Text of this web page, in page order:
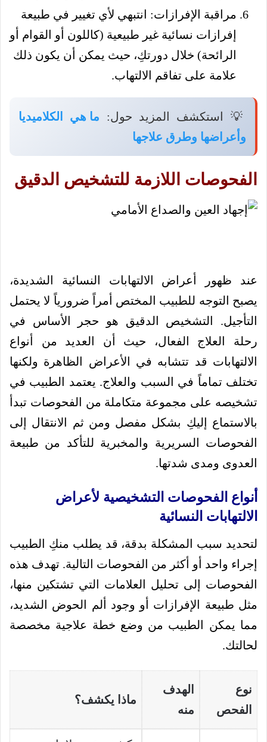
مراقبة الإفرازات: انتبهي لأي تغيير في طبيعة
إفرازات نسائية غير طبيعية (كاللون أو القوام أو
الرائحة) خلال دورتكِ، حيث يمكن أن يكون ذلك
علامة على تفاقم الالتهاب.
💡 استكشف المزيد حول: ما هي الكلاميديا
وأعراضها وطرق علاجها
الفحوصات اللازمة للتشخيص الدقيق
عند ظهور أعراض الالتهابات النسائية الشديدة،
يصبح التوجه للطبيب المختص أمراً ضرورياً لا يحتمل
التأجيل. التشخيص الدقيق هو حجر الأساس في
رحلة العلاج الفعال، حيث أن العديد من أنواع
الالتهابات قد تتشابه في الأعراض الظاهرة ولكنها
تختلف تماماً في السبب والعلاج. يعتمد الطبيب في
تشخيصه على مجموعة متكاملة من الفحوصات تبدأ
بالاستماع إليكِ بشكل مفصل ومن ثم الانتقال إلى
الفحوصات السريرية والمخبرية للتأكد من طبيعة
العدوى ومدى شدتها.
أنواع الفحوصات التشخيصية لأعراض
الالتهابات النسائية
لتحديد سبب المشكلة بدقة، قد يطلب منكِ الطبيب
إجراء واحد أو أكثر من الفحوصات التالية. تهدف هذه
الفحوصات إلى تحليل العلامات التي تشتكين منها،
مثل طبيعة الإفرازات أو وجود ألم الحوض الشديد،
مما يمكن الطبيب من وضع خطة علاجية مخصصة
لحالتك.
نوع
الفحص
الهدف
منه
ماذا يكشف؟